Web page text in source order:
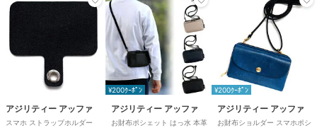
アジリティー アッファ
スマホ ストラップホルダー
¥200ｸｰﾎﾟﾝ
アジリティー アッファ
お財布ポシェット はっ水 本革
¥200ｸｰﾎﾟﾝ
アジリティー アッファ
お財布ショルダー スマホポシ